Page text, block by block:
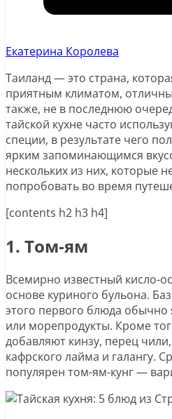
Екатерина Королева
Таиланд — это страна,
приятным климатом,
также, не в последнюю
тайской кухне часто
специи, в результате чего
ярким запоминающимся
нескольких из них, которые
попробовать во время
[contents h2 h3 h4]
1. Том-ям
Всемирно известный кисло-
основе куриного бульона.
этого первого блюда обычно
или морепродукты. Кроме
добавляют кинзу, перец
кафрского лайма и галангу.
популярен том-ям-кунг —